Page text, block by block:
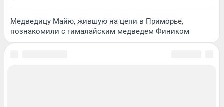
Медведицу Майю, жившую на цепи в Приморье,
познакомили с гималайским медведем Фиником